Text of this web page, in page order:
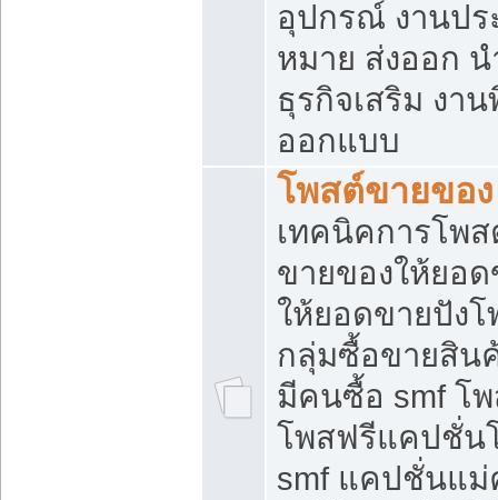
อุปกรณ์ งานป
หมาย ส่งออก น
ธุรกิจเสริม งา
ออกแบบ
โพสต์ขายของ
เทคนิคการโพ
ขายของให้ยอ
ให้ยอดขายปัง
กลุ่มซื้อขายสิน
มีคนซื้อ smf โ
โพสฟรีแคปชั่น
smf แคปชั่นแ